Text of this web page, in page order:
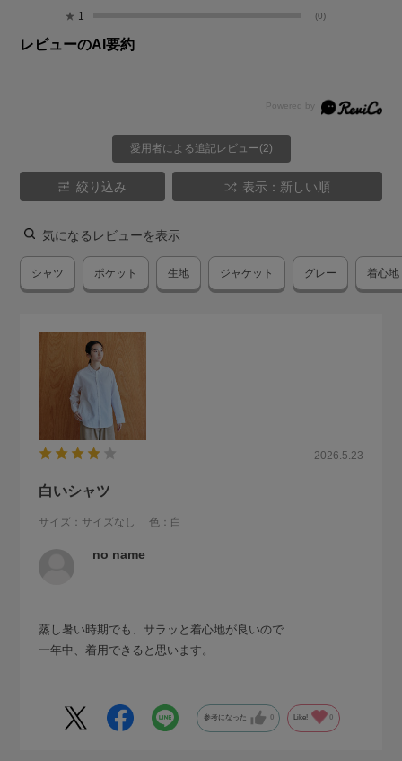
★ 1 (0)
レビューのAI要約
愛用者による追記レビュー(2)
絞り込み 表示：新しい順
気になるレビューを表示
シャツ ポケット 生地 ジャケット グレー 着心地
2026.5.23
白いシャツ
サイズ：サイズなし 色：白
no name
蒸し暑い時期でも、サラッと着心地が良いので
一年中、着用できると思います。
参考になった 0 Like! 0